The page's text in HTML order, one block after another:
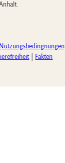
Nutzungsbedingnungen
Fakten